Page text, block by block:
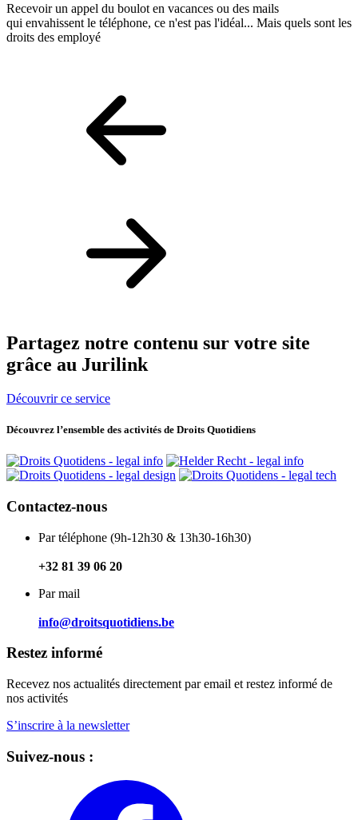
Recevoir un appel du boulot en vacances ou des mails
qui envahissent le téléphone, ce n'est pas l'idéal... Mais quels sont les
droits des employé
Partagez notre contenu sur votre site
grâce au Jurilink
Découvrir ce service
Découvrez l’ensemble des activités de Droits Quotidiens
Contactez-nous
Par téléphone (9h-12h30 & 13h30-16h30)
+32 81 39 06 20
Par mail
info@droitsquotidiens.be
Restez informé
Recevez nos actualités directement par email et restez informé de
nos activités
S’inscrire à la newsletter
Suivez-nous :